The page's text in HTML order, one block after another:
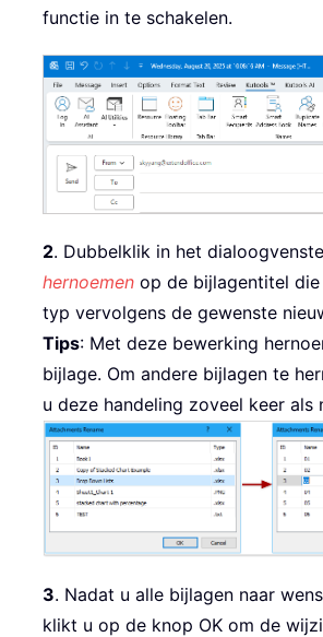
functie in te schakelen.
2. Dubbelklik in het
hernoemen op de bijlagentitel
typ vervolgens de gewenste
Tips: Met deze bewerking
bijlage. Om andere bijlagen te
u deze handeling zoveel keer als
3. Nadat u alle bijlagen naar
klikt u op de knop OK om de